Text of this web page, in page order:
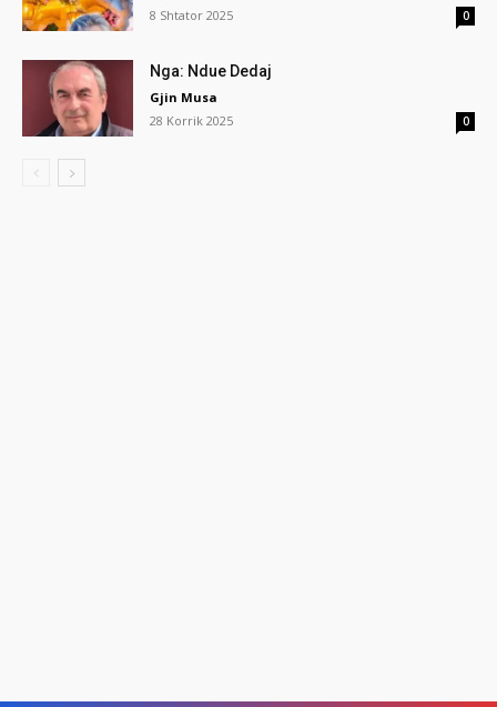
8 Shtator 2025
0
Nga: Ndue Dedaj
Gjin Musa
28 Korrik 2025
0